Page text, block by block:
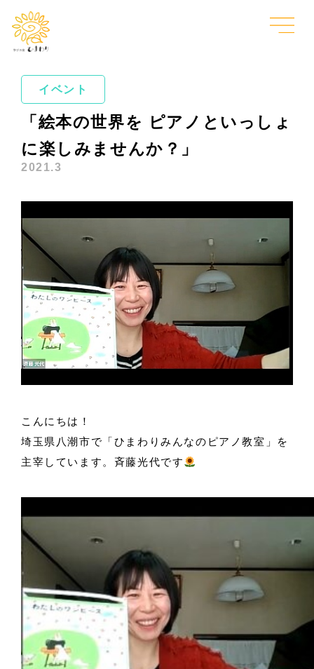
イベント
「絵本の世界を ピアノといっしょ
に楽しみませんか？」
2021.3
こんにちは！
埼玉県八潮市で「ひまわりみんなのピアノ教室」を
主宰しています。斉藤光代です